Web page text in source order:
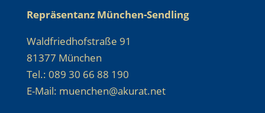
Repräsentanz München-Sendling
Waldfriedhofstraße 91
81377 München
Tel.: 089 30 66 88 190
E-Mail: muenchen@akurat.net